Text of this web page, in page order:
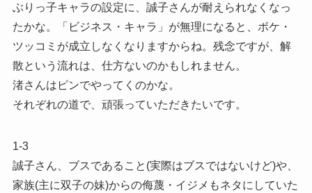
ぶりっ子キャラの設定に、誠子さんが耐えられなくなっ
たかな。「ビジネス・キャラ」が無理になると、ボケ・
ツッコミが成立しなくなりますからね。残念ですが、解
散という流れは、仕方ないのかもしれません。
渚さんはピンでやってくのかな。
それぞれの道で、頑張っていただきたいです。
1-3
誠子さん、ブスであること(実際はブスではないけど)や、
家族(主に双子の妹)からの侮蔑・イジメもネタにしていた